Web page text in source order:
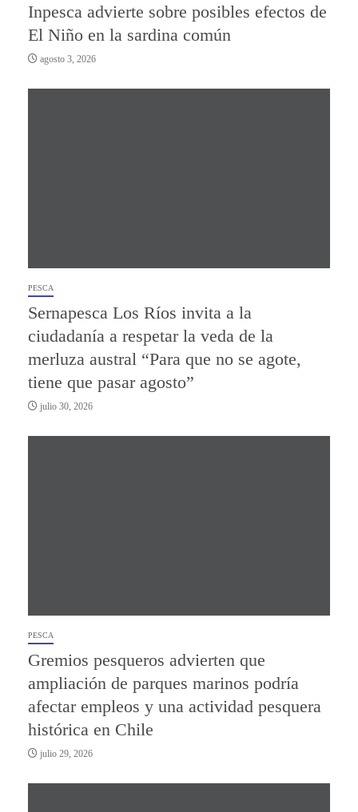
Inpesca advierte sobre posibles efectos de
El Niño en la sardina común
agosto 3, 2026
PESCA
Sernapesca Los Ríos invita a la
ciudadanía a respetar la veda de la
merluza austral “Para que no se agote,
tiene que pasar agosto”
julio 30, 2026
PESCA
Gremios pesqueros advierten que
ampliación de parques marinos podría
afectar empleos y una actividad pesquera
histórica en Chile
julio 29, 2026